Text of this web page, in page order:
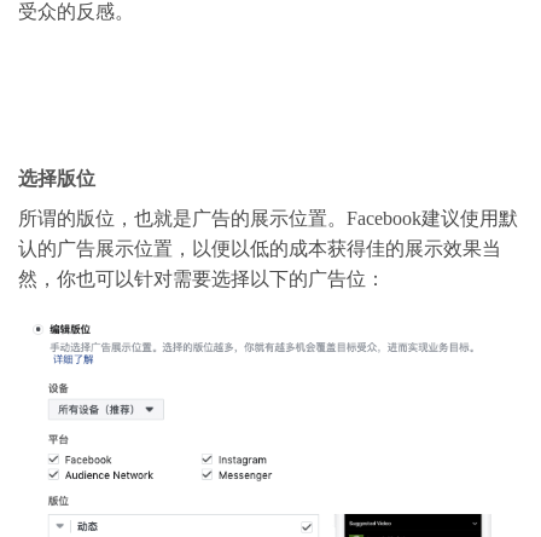
受众的反感。
选择版位
所谓的版位，也就是广告的展示位置。Facebook建议使用默
认的广告展示位置，以便以低的成本获得佳的展示效果当
然，你也可以针对需要选择以下的广告位：